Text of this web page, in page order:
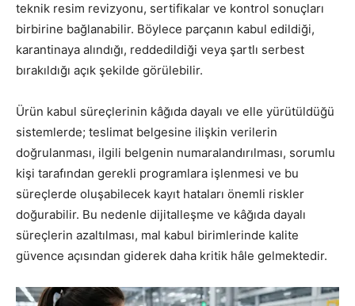
teknik resim revizyonu, sertifikalar ve kontrol sonuçları
birbirine bağlanabilir. Böylece parçanın kabul edildiği,
karantinaya alındığı, reddedildiği veya şartlı serbest
bırakıldığı açık şekilde görülebilir.
Ürün kabul süreçlerinin kâğıda dayalı ve elle yürütüldüğü
sistemlerde; teslimat belgesine ilişkin verilerin
doğrulanması, ilgili belgenin numaralandırılması, sorumlu
kişi tarafından gerekli programlara işlenmesi ve bu
süreçlerde oluşabilecek kayıt hataları önemli riskler
doğurabilir. Bu nedenle dijitalleşme ve kâğıda dayalı
süreçlerin azaltılması, mal kabul birimlerinde kalite
güvence açısından giderek daha kritik hâle gelmektedir.